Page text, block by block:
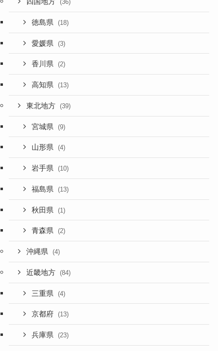
(36)
徳島県 (18)
愛媛県 (3)
香川県 (2)
高知県 (13)
東北地方 (39)
宮城県 (9)
山形県 (4)
岩手県 (10)
福島県 (13)
秋田県 (1)
青森県 (2)
沖縄県 (4)
近畿地方 (84)
三重県 (4)
京都府 (13)
兵庫県 (23)